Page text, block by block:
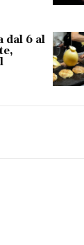
dal 6 al